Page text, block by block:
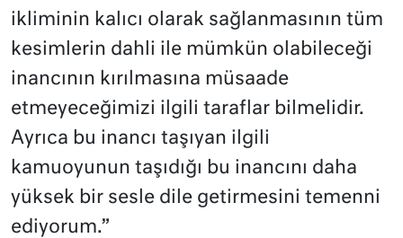
ikliminin kalıcı olarak sağlanmasının tüm
kesimlerin dahli ile mümkün olabileceği
inancının kırılmasına müsaade
etmeyeceğimizi ilgili taraflar bilmelidir.
Ayrıca bu inancı taşıyan ilgili
kamuoyunun taşıdığı bu inancını daha
yüksek bir sesle dile getirmesini temenni
ediyorum.”